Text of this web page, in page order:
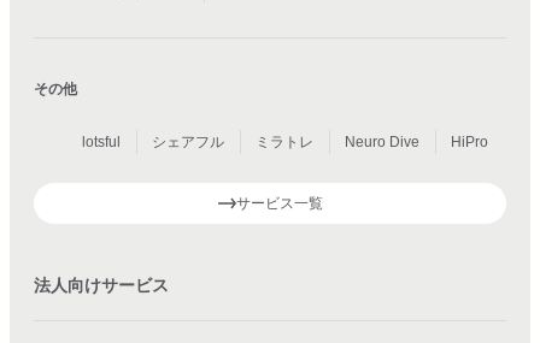
その他
lotsful シェアフル ミラトレ Neuro Dive HiPro
サービス一覧
法人向けサービス